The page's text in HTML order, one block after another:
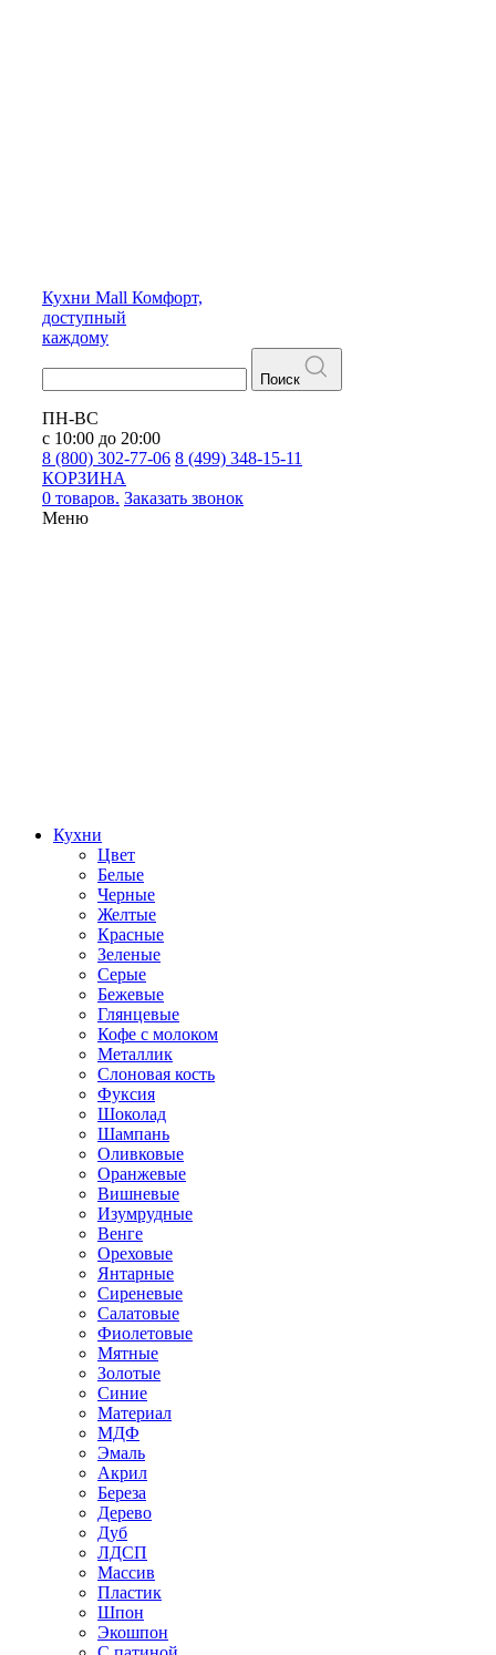
Кухни Mall Комфорт,
доступный
каждому
Поиск
ПН-ВС
с 10:00 до 20:00
8 (800) 302-77-06 8 (499) 348-15-11
КОРЗИНА
0 товаров. Заказать звонок
Меню
Кухни
Цвет
Белые
Черные
Желтые
Красные
Зеленые
Серые
Бежевые
Глянцевые
Кофе с молоком
Металлик
Слоновая кость
Фуксия
Шоколад
Шампань
Оливковые
Оранжевые
Вишневые
Изумрудные
Венге
Ореховые
Янтарные
Сиреневые
Салатовые
Фиолетовые
Мятные
Золотые
Синие
Материал
МДФ
Эмаль
Акрил
Береза
Дерево
Дуб
ЛДСП
Массив
Пластик
Шпон
Экошпон